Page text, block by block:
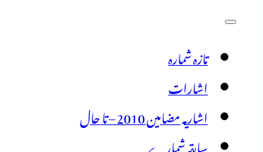
تازہ شمارہ
اشارات
اشاریہ مضامین 2010 – تا حال
سابقہ شمارے